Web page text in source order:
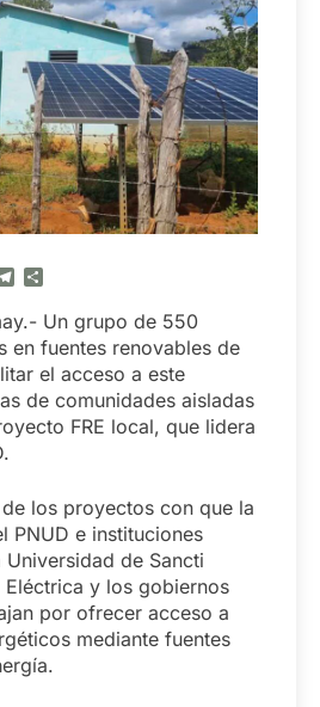
Telegram
Un grupo de 550
en fuentes renovables de
el acceso a este
de comunidades aisladas
FRE local, que lidera
de los proyectos con que la
PNUD e instituciones
de Sancti
Eléctrica y los gobiernos
por ofrecer acceso a
mediante fuentes